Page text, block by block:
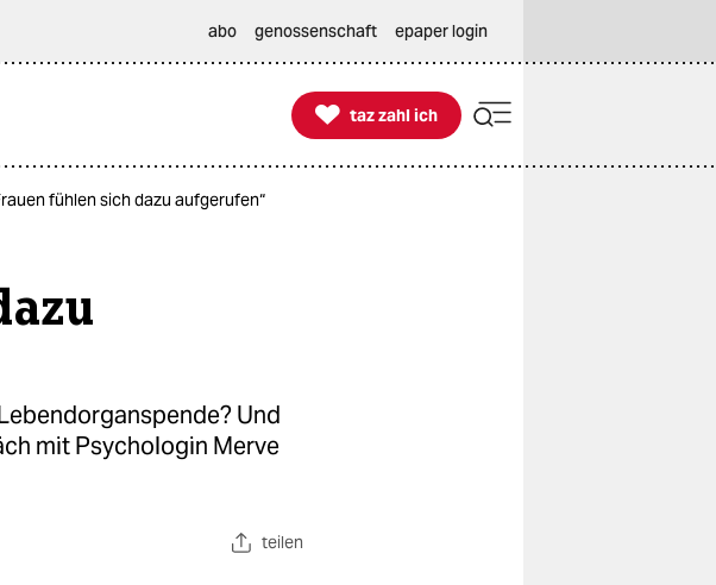
abo genossenschaft epaper login

taz zahl ich
taz zahl ich
fühlen sich dazu aufgerufen“
Und
mit Psychologin Merve
teilen